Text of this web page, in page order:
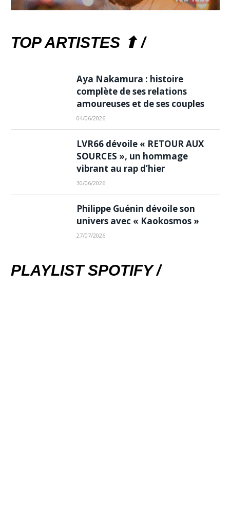
TOP ARTISTES ⬆ /
Aya Nakamura : histoire
complète de ses relations
amoureuses et de ses couples
04/06/2026
LVR66 dévoile « RETOUR AUX
SOURCES », un hommage
vibrant au rap d’hier
30/06/2026
Philippe Guénin dévoile son
univers avec « Kaokosmos »
27/07/2026
PLAYLIST SPOTIFY /